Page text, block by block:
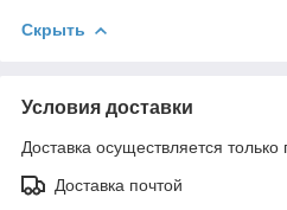
Скрыть
Условия доставки
Доставка осуществляется только
Доставка почтой